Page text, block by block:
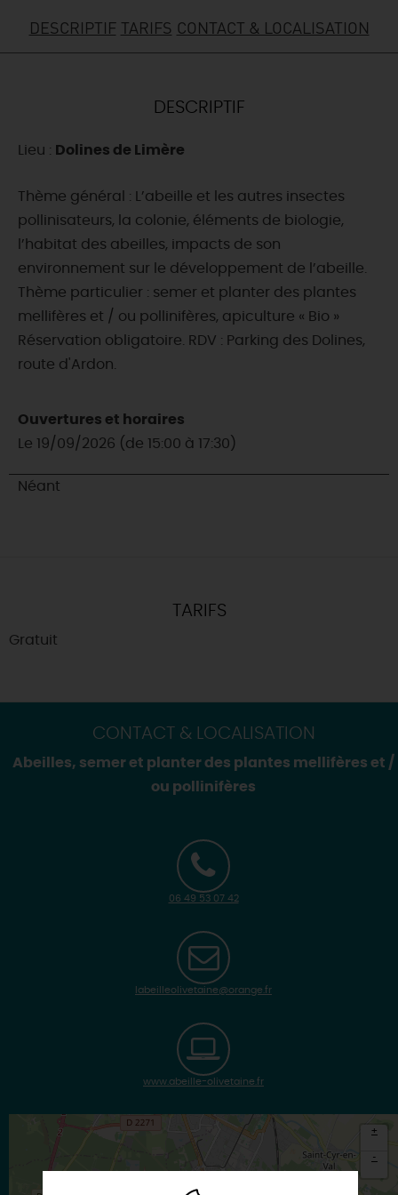
DEMAIN
CE WEEK-END
TOUT L'AGENDA
DESCRIPTIF TARIFS CONTACT & LOCALISATION
DESCRIPTIF
Lieu : Dolines de Limère
Thème général : L’abeille et les autres insectes
pollinisateurs, la colonie, éléments de biologie,
l’habitat des abeilles, impacts de son
environnement sur le développement de l’abeille.
Thème particulier : semer et planter des plantes
mellifères et / ou pollinifères, apiculture « Bio »
Réservation obligatoire. RDV : Parking des Dolines,
route d'Ardon.
Ouvertures et horaires
Le 19/09/2026 (de 15:00 à 17:30)
Néant
TARIFS
Gratuit
CONTACT & LOCALISATION
Abeilles, semer et planter des plantes mellifères et /
ou pollinifères
06 49 53 07 42
labeilleolivetaine@orange.fr
www.abeille-olivetaine.fr
+
-